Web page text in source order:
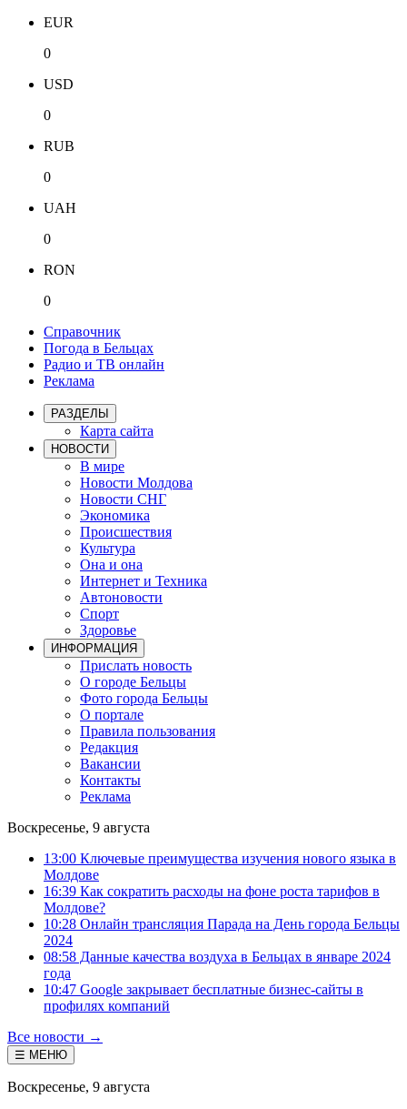
EUR
0
USD
0
RUB
0
UAH
0
RON
0
Справочник
Погода в Бельцах
Радио и ТВ онлайн
Реклама
РАЗДЕЛЫ
Карта сайта
НОВОСТИ
В мире
Новости Молдова
Новости СНГ
Экономика
Происшествия
Культура
Она и она
Интернет и Техника
Автоновости
Спорт
Здоровье
ИНФОРМАЦИЯ
Прислать новость
О городе Бельцы
Фото города Бельцы
О портале
Правила пользования
Редакция
Вакансии
Контакты
Реклама
Воскресенье, 9 августа
13:00 Ключевые преимущества изучения нового языка в
Молдове
16:39 Как сократить расходы на фоне роста тарифов в
Молдове?
10:28 Онлайн трансляция Парада на День города Бельцы
2024
08:58 Данные качества воздуха в Бельцах в январе 2024
года
10:47 Google закрывает бесплатные бизнес-сайты в
профилях компаний
Все новости →
☰ МЕНЮ
Воскресенье, 9 августа